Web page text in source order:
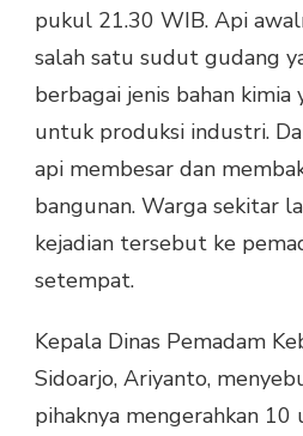
pukul 21.30 WIB. Api
salah satu sudut gudang
berbagai jenis bahan kimia
untuk produksi industri.
api membesar dan
bangunan. Warga sekitar
kejadian tersebut ke
setempat.
Kepala Dinas Pemadam
Sidoarjo, Ariyanto,
pihaknya mengerahkan